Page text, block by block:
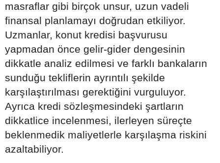
masraflar gibi birçok unsur, uzun vadeli
finansal planlamayı doğrudan etkiliyor.
Uzmanlar, konut kredisi başvurusu
yapmadan önce gelir-gider dengesinin
dikkatle analiz edilmesi ve farklı bankaların
sunduğu tekliflerin ayrıntılı şekilde
karşılaştırılması gerektiğini vurguluyor.
Ayrıca kredi sözleşmesindeki şartların
dikkatlice incelenmesi, ilerleyen süreçte
beklenmedik maliyetlerle karşılaşma riskini
azaltabiliyor.